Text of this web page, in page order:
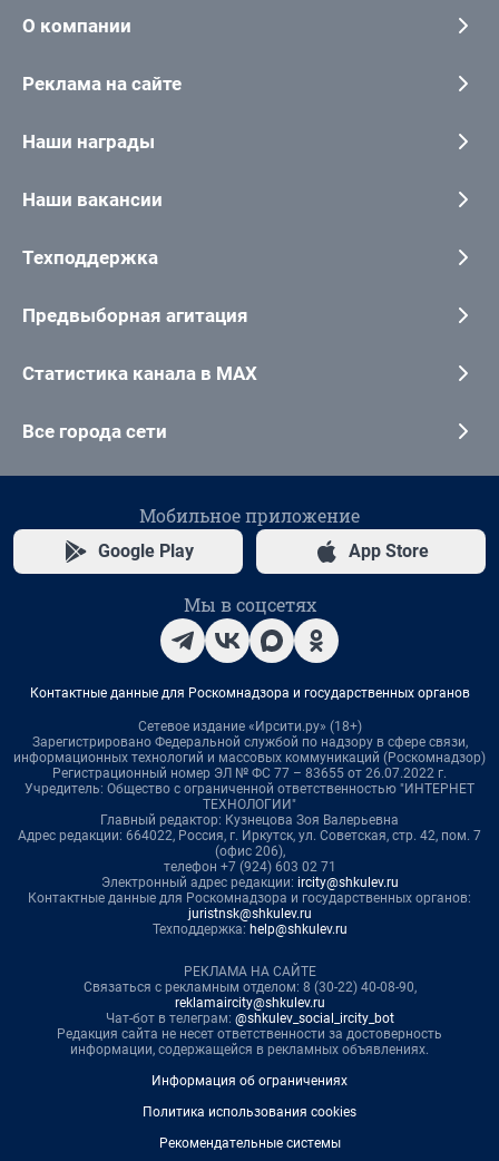
О компании
Реклама на сайте
Наши награды
Наши вакансии
Техподдержка
Предвыборная агитация
Статистика канала в MAX
Все города сети
Мобильное приложение
Google Play App Store
Мы в соцсетях
Контактные данные для Роскомнадзора и государственных органов
Сетевое издание «Ирсити.ру» (18+)
Зарегистрировано Федеральной службой по надзору в сфере связи,
информационных технологий и массовых коммуникаций (Роскомнадзор)
Регистрационный номер ЭЛ № ФС 77 – 83655 от 26.07.2022 г.
Учредитель: Общество с ограниченной ответственностью "ИНТЕРНЕТ
ТЕХНОЛОГИИ"
Главный редактор: Кузнецова Зоя Валерьевна
Адрес редакции: 664022, Россия, г. Иркутск, ул. Советская, стр. 42, пом. 7
(офис 206),
телефон +7 (924) 603 02 71
Электронный адрес редакции: ircity@shkulev.ru
Контактные данные для Роскомнадзора и государственных органов:
juristnsk@shkulev.ru
Техподдержка: help@shkulev.ru
РЕКЛАМА НА САЙТЕ
Связаться с рекламным отделом: 8 (30-22) 40-08-90,
reklamaircity@shkulev.ru
Чат-бот в телеграм: @shkulev_social_ircity_bot
Редакция сайта не несет ответственности за достоверность
информации, содержащейся в рекламных объявлениях.
Информация об ограничениях
Политика использования cookies
Рекомендательные системы